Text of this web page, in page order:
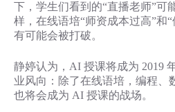
下，学生们看到的“直播老师”可
样，在线语培“师资成本过高”和
有可能会被打破。
静婷认为，AI 授课将成为 2019
业风向：除了在线语培，编程、
也将会成为 AI 授课的战场。